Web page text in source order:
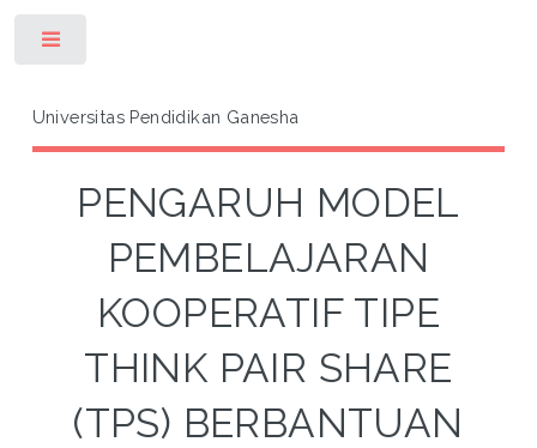
Universitas Pendidikan Ganesha
PENGARUH MODEL
PEMBELAJARAN
KOOPERATIF TIPE
THINK PAIR SHARE
(TPS) BERBANTUAN